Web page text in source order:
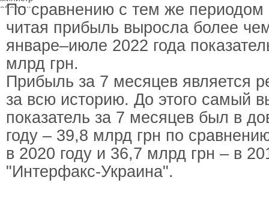
новую "вкусную"
должность
По сравнению с тем же периодом
читая прибыль выросла более
январе–июле 2022 года
млрд грн.
Прибыль за 7 месяцев является
за всю историю. До этого самый
показатель за 7 месяцев был в
году – 39,8 млрд грн по
в 2020 году и 36,7 млрд грн – в
"Интерфакс-Украина".